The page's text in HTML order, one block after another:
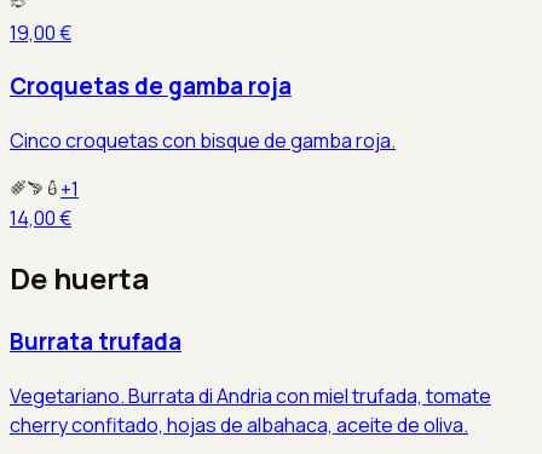
19,00 €
Croquetas de gamba roja
Cinco croquetas con bisque de gamba roja.
+1
14,00 €
De huerta
Burrata trufada
Vegetariano. Burrata di Andria con miel trufada, tomate
cherry confitado, hojas de albahaca, aceite de oliva.